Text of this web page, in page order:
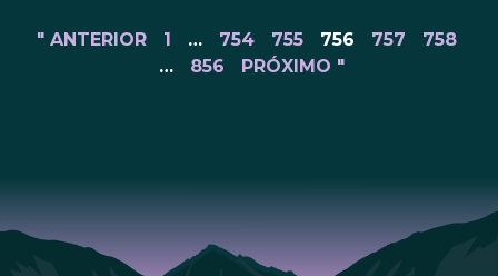
" ANTERIOR 1 … 754 755 756 757
758
…
856 PRÓXIMO "